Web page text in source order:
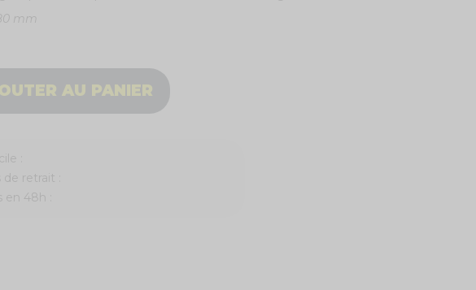
mm
AU PANIER
:
retrait :
en 48h :